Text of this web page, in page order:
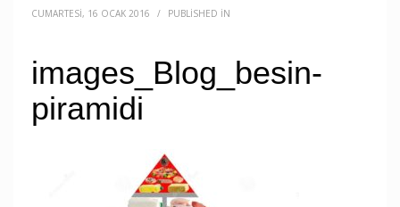
CUMARTESI, 16 OCAK 2016 / PUBLISHED IN
images_Blog_besin-
piramidi